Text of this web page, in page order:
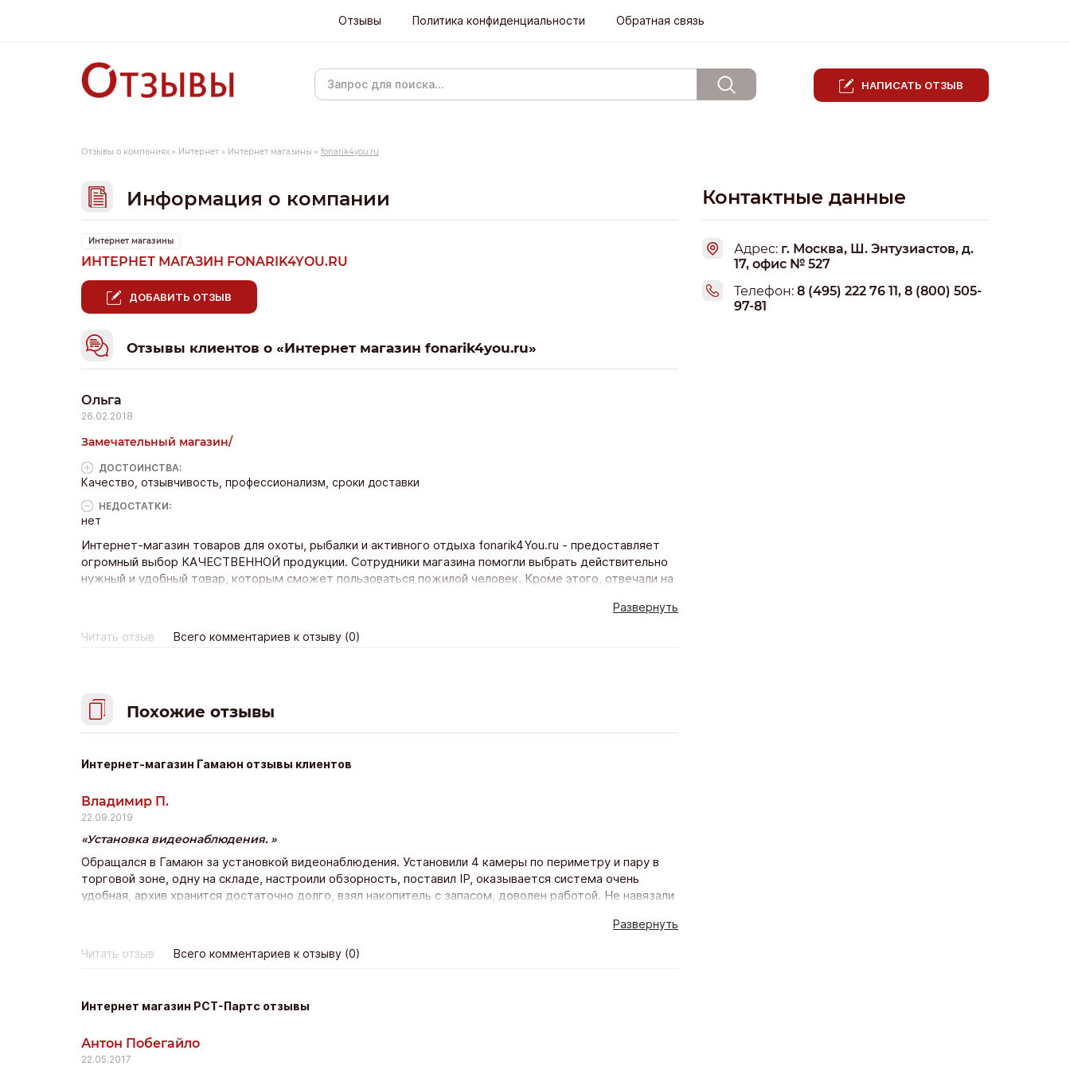
Отзывы Политика конфиденциальности Обратная связь
НАПИСАТЬ ОТЗЫВ
Отзывы о компаниях » Интернет » Интернет магазины » fonarik4you.ru
Информация о компании
Интернет магазины
ИНТЕРНЕТ МАГАЗИН FONARIK4YOU.RU
ДОБАВИТЬ ОТЗЫВ
Отзывы клиентов о «Интернет магазин fonarik4you.ru»
Ольга
26.02.2018
Замечательный магазин/
ДОСТОИНCТВА:
Качество, отзывчивость, профессионализм, сроки доставки
НЕДОСТАТКИ:
нет
Интернет-магазин товаров для охоты, рыбалки и активного отдыха fonarik4You.ru - предоставляет
огромный выбор КАЧЕСТВЕННОЙ продукции. Сотрудники магазина помогли выбрать действительно
нужный и удобный товар, которым сможет пользоваться пожилой человек. Кроме этого, отвечали на
профессионализм людей. Очень быстрая доставка, несмотря на то, что был предпраздничный день и
заказ был оформлен не с самого утра. Спасибо Вам большое!
Развернуть
Читать отзыв Всего комментариев к отзыву (0)
Похожие отзывы
Интернет-магазин Гамаюн отзывы клиентов
Владимир П.
22.09.2019
Установка видеонаблюдения.
Обращался в Гамаюн за установкой видеонаблюдения. Установили 4 камеры по периметру и пару в
торговой зоне, одну на складе, настроили обзорность, поставил IP, оказывается система очень
удобная, архив хранится достаточно долго, взял накопитель с запасом, доволен работой. Не навязали
Развернуть
Читать отзыв Всего комментариев к отзыву (0)
Интернет магазин РСТ-Партс отзывы
Антон Побегайло
22.05.2017
Контактные данные
Адрес: г. Москва, Ш. Энтузиастов, д.
17, офис № 527
Телефон: 8 (495) 222 76 11, 8 (800) 505-
97-81